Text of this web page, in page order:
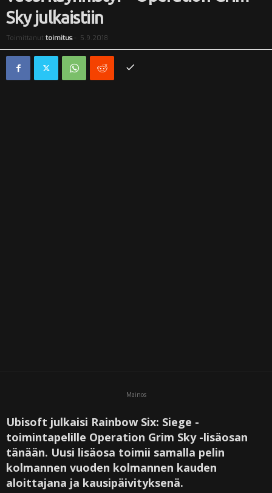
Sky julkaistiin
Toimittanut toimitus- 5.9.2018
Mainos
Ubisoft julkaisi Rainbow Six: Siege -
toimintapelille Operation Grim Sky -lisäosan
tänään. Uusi lisäosa toimii samalla pelin
kolmannen vuoden kolmannen kauden
aloittajana ja kausipäivityksenä.